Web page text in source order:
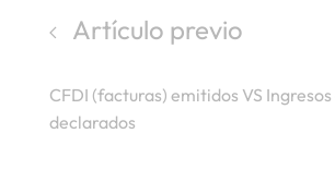
Artículo previo
CFDI (facturas) emitidos VS
declarados